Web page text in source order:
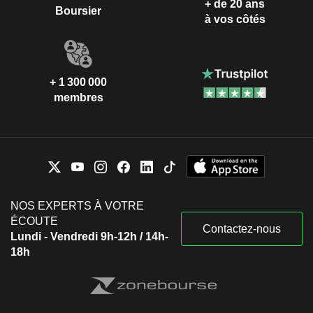
Boursier
+ de 20 ans
à vos côtés
+ 1 300 000
membres
NOS EXPERTS À VOTRE
ÉCOUTE
Lundi - Vendredi 9h-12h / 14h-
18h
Contactez-nous